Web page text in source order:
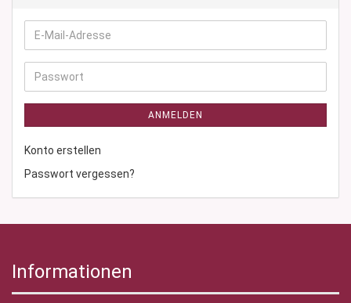
E-
Mail-
Adresse
Passwort
ANMELDEN
Konto erstellen
Passwort vergessen?
Informationen